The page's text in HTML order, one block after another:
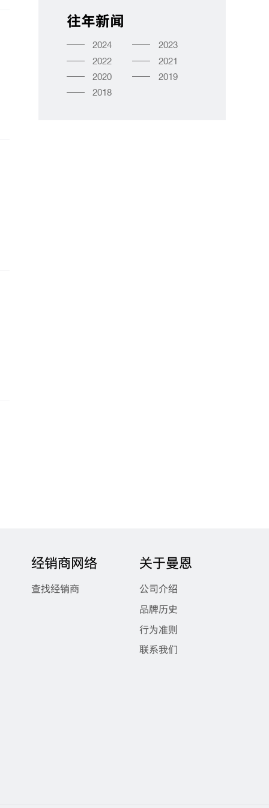
往年新闻
2024
2023
2022
2021
2020
2019
2018
经销商网络
查找经销商
关于曼恩
公司介绍
品牌历史
行为准则
联系我们